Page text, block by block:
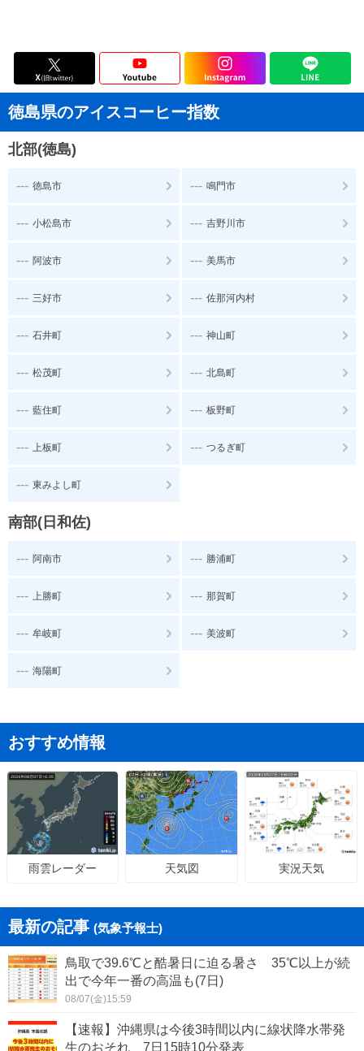
徳島県のアイスコーヒー指数
北部(徳島)
--- 徳島市 --- 鳴門市
--- 小松島市 --- 吉野川市
--- 阿波市 --- 美馬市
--- 三好市 --- 佐那河内村
--- 石井町 --- 神山町
--- 松茂町 --- 北島町
--- 藍住町 --- 板野町
--- 上板町 --- つるぎ町
--- 東みよし町
南部(日和佐)
--- 阿南市 --- 勝浦町
--- 上勝町 --- 那賀町
--- 牟岐町 --- 美波町
--- 海陽町
おすすめ情報
雨雲レーダー 天気図 実況天気
最新の記事 (気象予報士)
鳥取で39.6℃と酷暑日に迫る暑さ 35℃以上が続
出で今年一番の高温も(7日)
08/07(金)15:59
【速報】沖縄県は今後3時間以内に線状降水帯発
生のおそれ 7日15時10分発表